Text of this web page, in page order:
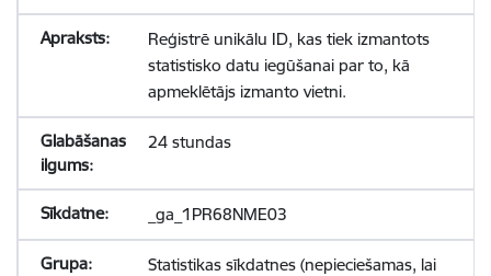
Reģistrē unikālu ID, kas tiek izmantots
statistisko datu iegūšanai par to, kā
apmeklētājs izmanto vietni.
24 stundas
_ga_1PR68NME03
Statistikas sīkdatnes (nepieciešamas, lai